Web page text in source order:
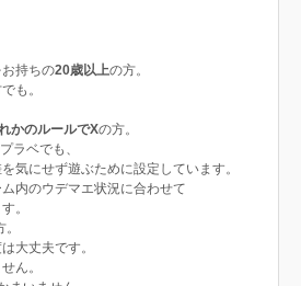
お持ちの20歳以上の方。
も。
かのルールでXの方。
ラベでも、
にせず遊ぶために設定しています。
内のウデマエ状況に合わせて
。
大丈夫です。
ん。